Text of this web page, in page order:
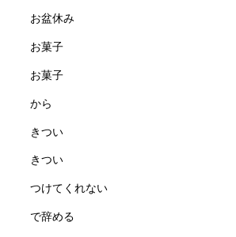
お盆休み
お菓子
お菓子
から
きつい
きつい
つけてくれない
で辞める